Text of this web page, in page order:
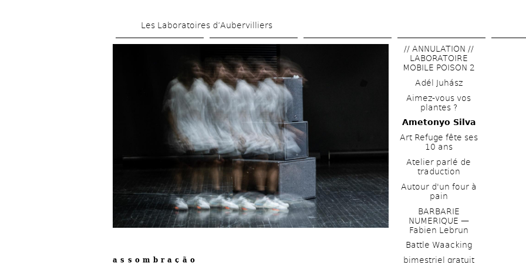
main
Les Laboratoires d’Aubervilliers
a s s o m b r a ç ã o
// ANNULATION //
LABORATOIRE
MOBILE POISON 2
Adél Juhász
Aimez-vous vos
plantes ?
Ametonyo Silva
Art Refuge fête ses
10 ans
Atelier parlé de
traduction
Autour d'un four à
pain
BARBARIE
NUMERIQUE —
Fabien Lebrun
Battle Waacking
bimestriel gratuit